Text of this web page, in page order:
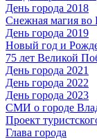
День города 2018
Снежная магия во
День города 2019
Новый год и
75 лет Великой
День города 2021
День города 2022
День города 2023
СМИ о городе
Проект
Глава города